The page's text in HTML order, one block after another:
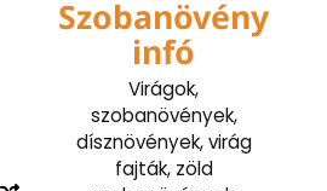
Szobanövény
infó
Virágok,
szobanövények,
dísznövények, virág
fajták, zöld